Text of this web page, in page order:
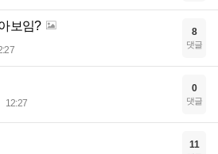
보임? 8
댓글
12:27
0
댓글
11